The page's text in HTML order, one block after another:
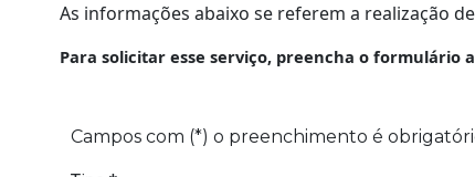
As informações abaixo se referem a realização
Para solicitar esse serviço, preencha o formulário